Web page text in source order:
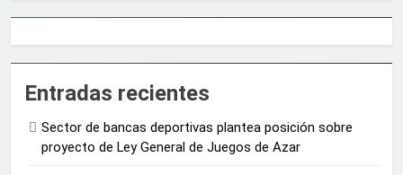
Entradas recientes
Sector de bancas deportivas plantea posición sobre
proyecto de Ley General de Juegos de Azar